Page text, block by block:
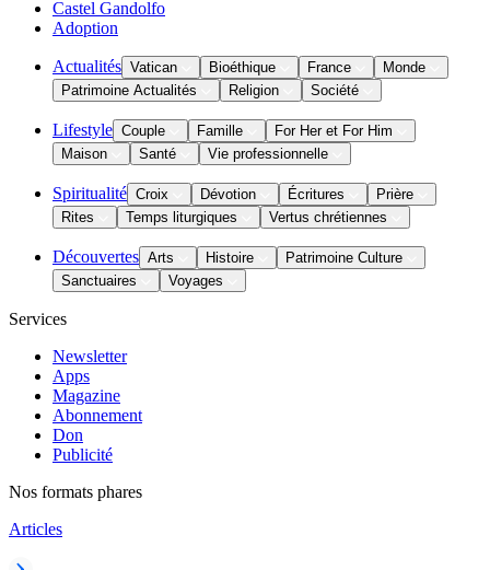
Castel Gandolfo
Adoption
Actualités Vatican Bioéthique France
Monde
Patrimoine Actualités
Religion Société
Lifestyle Couple Famille
For Her et For Him
Maison
Santé Vie professionnelle
Spiritualité Croix Dévotion Écritures
Prière
Rites
Temps liturgiques Vertus chrétiennes
Découvertes Arts Histoire
Patrimoine Culture
Sanctuaires
Voyages
Services
Newsletter
Apps
Magazine
Abonnement
Don
Publicité
Nos formats phares
Articles